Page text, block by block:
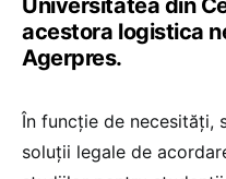
Universitatea din
acestora logistica
Agerpres.
În funcţie de necesităţi,
soluţii legale de